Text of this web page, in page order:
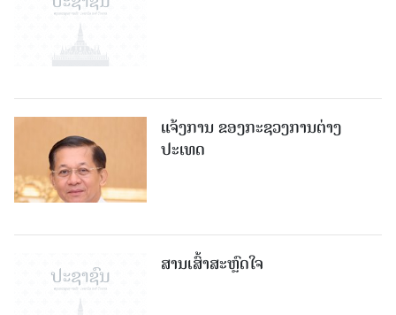
ແຈ້ງການ ຂອງກະຊວງການຕ່າງ
ປະເທດ
ສານເສົ້າສະຫຼົດໃຈ